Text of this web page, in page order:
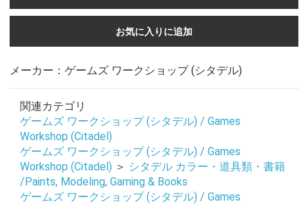
お気に入りに追加
メーカー：ゲームズ ワークショップ (シタデル)
関連カテゴリ
ゲームズ ワークショップ (シタデル) / Games
Workshop (Citadel)
ゲームズ ワークショップ (シタデル) / Games
Workshop (Citadel) ＞ シタデル カラー・道具類・書籍
/Paints, Modeling, Gaming & Books
ゲームズ ワークショップ (シタデル) / Games